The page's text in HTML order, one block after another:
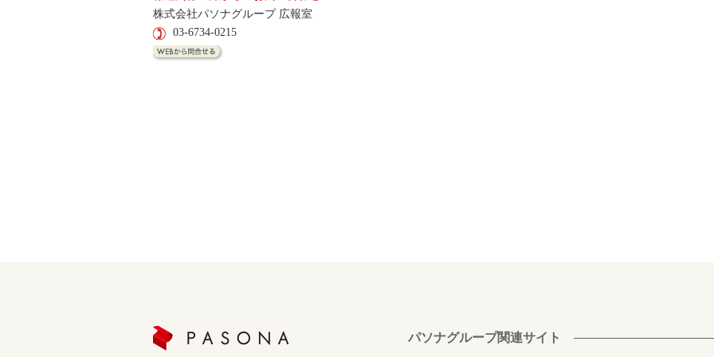
株式会社パソナグループ 広報室
03-6734-0215
パソナグループ関連サイト